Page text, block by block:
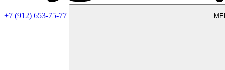
+7 (912) 653-75-77